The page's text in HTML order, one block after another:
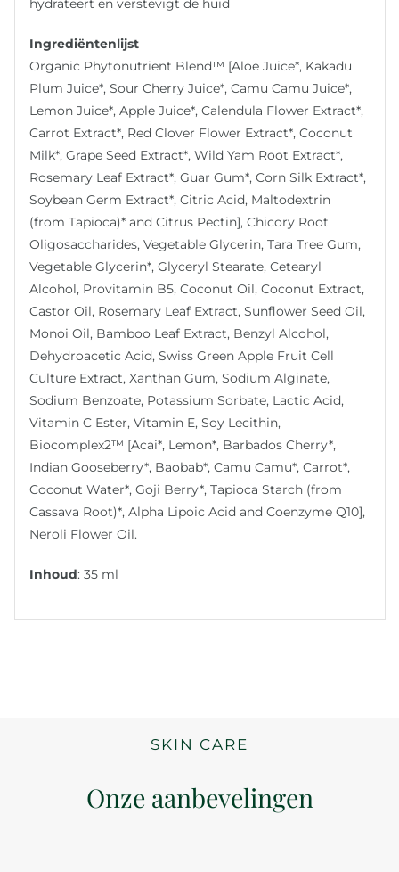
hydrateert en verstevigt de huid
Ingrediëntenlijst
Organic Phytonutrient Blend™ [Aloe Juice*, Kakadu
Plum Juice*, Sour Cherry Juice*, Camu Camu Juice*,
Lemon Juice*, Apple Juice*, Calendula Flower Extract*,
Carrot Extract*, Red Clover Flower Extract*, Coconut
Milk*, Grape Seed Extract*, Wild Yam Root Extract*,
Rosemary Leaf Extract*, Guar Gum*, Corn Silk Extract*,
Soybean Germ Extract*, Citric Acid, Maltodextrin
(from Tapioca)* and Citrus Pectin], Chicory Root
Oligosaccharides, Vegetable Glycerin, Tara Tree Gum,
Vegetable Glycerin*, Glyceryl Stearate, Cetearyl
Alcohol, Provitamin B5, Coconut Oil, Coconut Extract,
Castor Oil, Rosemary Leaf Extract, Sunflower Seed Oil,
Monoi Oil, Bamboo Leaf Extract, Benzyl Alcohol,
Dehydroacetic Acid, Swiss Green Apple Fruit Cell
Culture Extract, Xanthan Gum, Sodium Alginate,
Sodium Benzoate, Potassium Sorbate, Lactic Acid,
Vitamin C Ester, Vitamin E, Soy Lecithin,
Biocomplex2™ [Acai*, Lemon*, Barbados Cherry*,
Indian Gooseberry*, Baobab*, Camu Camu*, Carrot*,
Coconut Water*, Goji Berry*, Tapioca Starch (from
Cassava Root)*, Alpha Lipoic Acid and Coenzyme Q10],
Neroli Flower Oil.
Inhoud: 35 ml
SKIN CARE
Onze aanbevelingen